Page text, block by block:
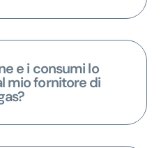
e i consumi lo
mio fornitore di